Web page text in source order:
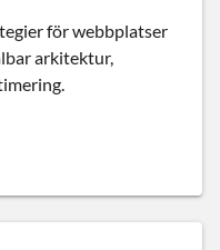
för webbplatser
arkitektur,